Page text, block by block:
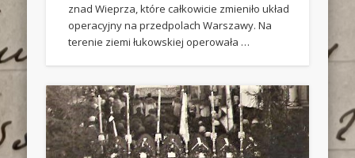
znad Wieprza, które całkowicie zmieniło układ
operacyjny na przedpolach Warszawy. Na
terenie ziemi łukowskiej operowała …